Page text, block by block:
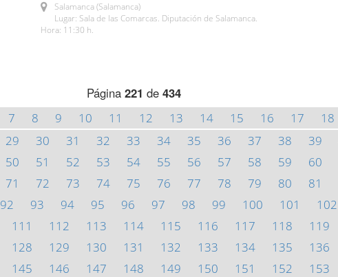
Salamanca (Salamanca)
Lugar: Sala de las Comarcas. Diputación de Salamanca.
Hora: 11:30 h.
Página 221 de 434
7 8 9 10 11 12 13 14 15 16 17 18
29 30 31 32 33 34 35 36 37 38 39
50 51 52 53 54 55 56 57 58 59 60
71 72 73 74 75 76 77 78 79 80 81
92 93 94 95 96 97 98 99 100 101 102
111 112 113 114 115 116 117 118 119
128 129 130 131 132 133 134 135 136
145 146 147 148 149 150 151 152 153